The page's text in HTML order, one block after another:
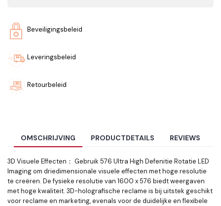
Beveiligingsbeleid
Leveringsbeleid
Retourbeleid
OMSCHRIJVING PRODUCTDETAILS REVIEWS
3D Visuele Effecten ： Gebruik 576 Ultra High Defenitie Rotatie LED
Imaging om driedimensionale visuele effecten met hoge resolutie
te creëren. De fysieke resolutie van 1600 x 576 biedt weergaven
met hoge kwaliteit. 3D-holografische reclame is bij uitstek geschikt
voor reclame en marketing, evenals voor de duidelijke en flexibele